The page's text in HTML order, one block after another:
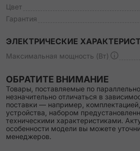
Цвет
Гарантия
ЭЛЕКТРИЧЕСКИЕ
Максимальная мощность (Вт)
ОБРАТИТЕ ВНИМАНИЕ
Товары, поставляемые по
незначительно отличаться в
поставки — например,
устройства, набором
техническими характеристиками.
особенности модели вы можете
менеджеров.